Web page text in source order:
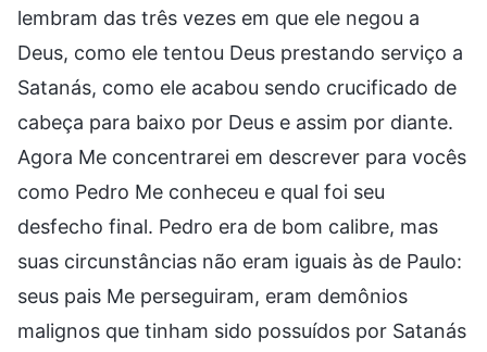
lembram das três vezes em que ele negou a
Deus, como ele tentou Deus prestando serviço a
Satanás, como ele acabou sendo crucificado de
cabeça para baixo por Deus e assim por diante.
Agora Me concentrarei em descrever para vocês
como Pedro Me conheceu e qual foi seu
desfecho final. Pedro era de bom calibre, mas
suas circunstâncias não eram iguais às de Paulo:
seus pais Me perseguiram, eram demônios
malignos que tinham sido possuídos por Satanás